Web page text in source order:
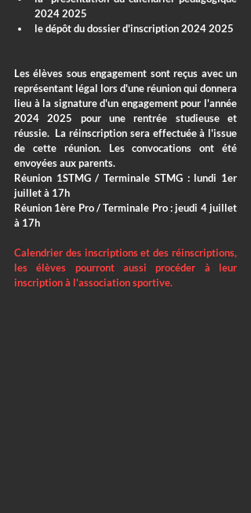
2024 2025
le dépôt du dossier d'inscription 2024 2025
Les élèves sous engagement sont reçus avec un
représentant légal lors d'une réunion qui donnera
lieu à la signature d'un engagement pour l'année
2024 2025 pour une rentrée studieuse et
réussie.  La réinscription sera effectuée à l'issue
de cette réunion. Les convocations ont été
envoyées aux parents.
Réunion 1STMG / Terminale STMG : lundi 1er
juillet à 17h
Réunion 1ère Pro / Terminale Pro : jeudi 4 juillet
à 17h
Calendrier des inscriptions et des réinscriptions,
les élèves pourront aussi procéder à leur
inscription à l'association sportive.